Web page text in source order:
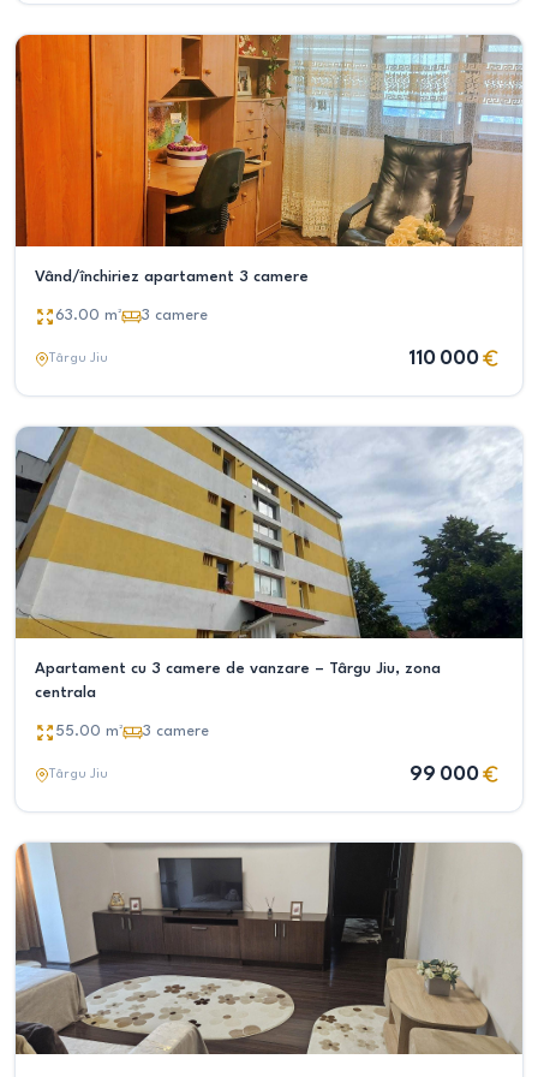
Vând/închiriez apartament 3 camere
63.00 m² 3 camere
Târgu Jiu 110 000
Apartament cu 3 camere de vanzare – Târgu Jiu, zona
centrala
55.00 m² 3 camere
Târgu Jiu 99 000